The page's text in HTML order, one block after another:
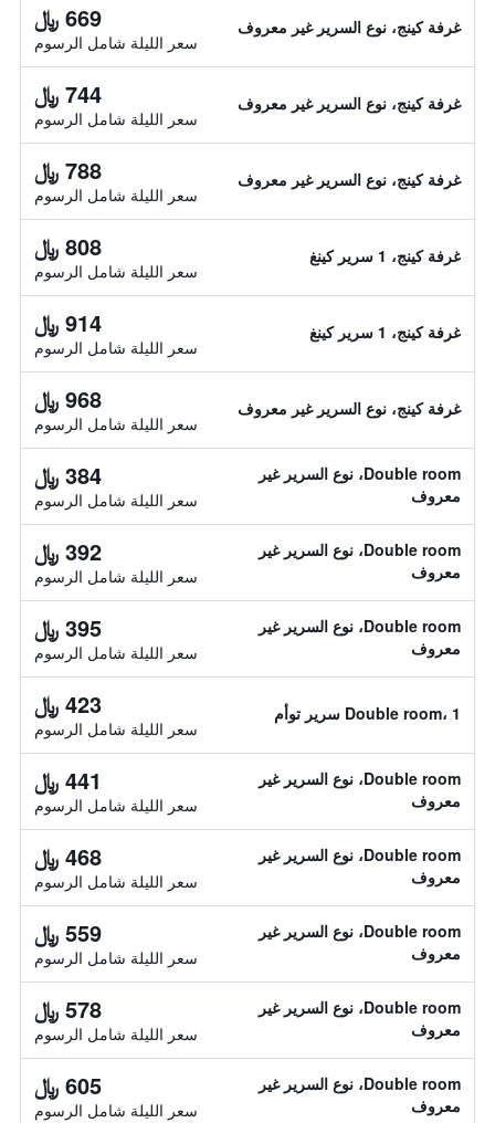
غرفة كينج، نوع السرير غير معروف 669 ﷼
سعر الليلة شامل الرسوم
غرفة كينج، نوع السرير غير معروف 744 ﷼
سعر الليلة شامل الرسوم
غرفة كينج، نوع السرير غير معروف 788 ﷼
سعر الليلة شامل الرسوم
غرفة كينج، 1 سرير كينغ 808 ﷼
سعر الليلة شامل الرسوم
غرفة كينج، 1 سرير كينغ 914 ﷼
سعر الليلة شامل الرسوم
غرفة كينج، نوع السرير غير معروف 968 ﷼
سعر الليلة شامل الرسوم
Double room، نوع السرير غير
معروف
384 ﷼
سعر الليلة شامل الرسوم
Double room، نوع السرير غير
معروف
392 ﷼
سعر الليلة شامل الرسوم
Double room، نوع السرير غير
معروف
395 ﷼
سعر الليلة شامل الرسوم
Double room، 1 سرير توأم 423 ﷼
سعر الليلة شامل الرسوم
Double room، نوع السرير غير
معروف
441 ﷼
سعر الليلة شامل الرسوم
Double room، نوع السرير غير
معروف
468 ﷼
سعر الليلة شامل الرسوم
Double room، نوع السرير غير
معروف
559 ﷼
سعر الليلة شامل الرسوم
Double room، نوع السرير غير
معروف
578 ﷼
سعر الليلة شامل الرسوم
Double room، نوع السرير غير
معروف
605 ﷼
سعر الليلة شامل الرسوم